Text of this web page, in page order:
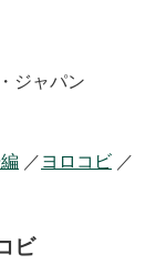
ジャパン
／ヨロコビ ／
ビ